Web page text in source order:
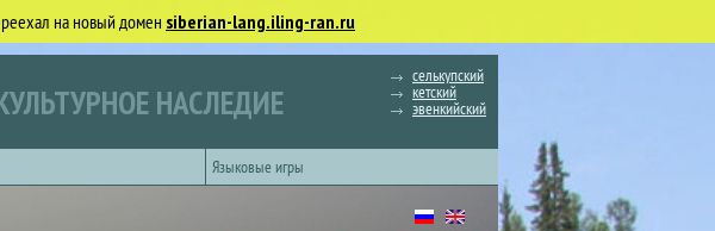
на новый домен siberian-lang.iling-ran.ru
НАСЛЕДИЕ
селькупский
кетский
эвенкийский
Языковые игры